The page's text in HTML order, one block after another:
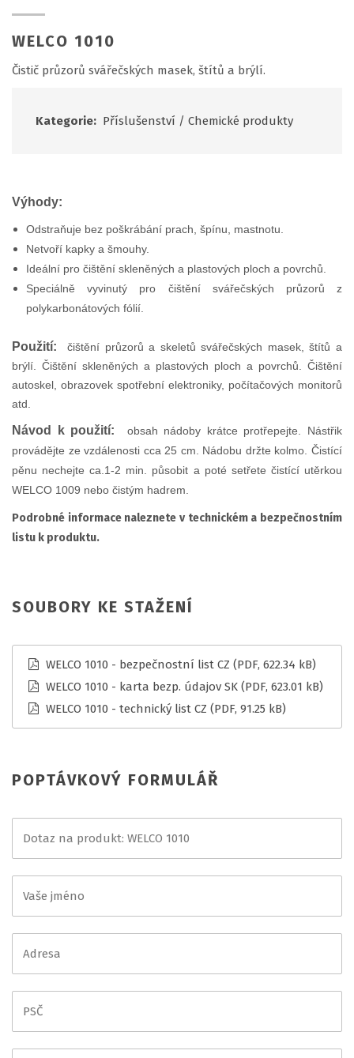
WELCO 1010
Čistič průzorů svářečských masek, štítů a brýlí.
Kategorie: Příslušenství / Chemické produkty
Výhody:
Odstraňuje bez poškrábání prach, špínu, mastnotu.
Netvoří kapky a šmouhy.
Ideální pro čištění skleněných a plastových ploch a povrchů.
Speciálně vyvinutý pro čištění svářečských průzorů z
polykarbonátových fólií.
Použití:
čištění průzorů a skeletů svářečských masek, štítů a
brýlí. Čištění skleněných a plastových ploch a povrchů. Čištění
autoskel, obrazovek spotřební elektroniky, počítačových monitorů
atd.
Návod k použití: obsah nádoby krátce protřepejte. Nástřik
provádějte ze vzdálenosti cca 25 cm. Nádobu držte kolmo. Čistící
pěnu nechejte ca.1-2 min. působit a poté setřete čistící utěrkou
WELCO 1009 nebo čistým hadrem.
Podrobné informace naleznete v technickém a bezpečnostním
listu k produktu.
SOUBORY KE STAŽENÍ
WELCO 1010 - bezpečnostní list CZ (PDF, 622.34 kB)
WELCO 1010 - karta bezp. údajov SK (PDF, 623.01 kB)
WELCO 1010 - technický list CZ (PDF, 91.25 kB)
POPTÁVKOVÝ FORMULÁŘ